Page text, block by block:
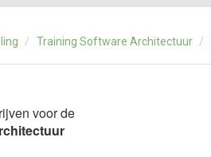
/ Training Software Architectuur /
voor de